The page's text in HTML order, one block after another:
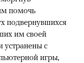
помочь
подвернувшихся
им своей
устранены с
игры,